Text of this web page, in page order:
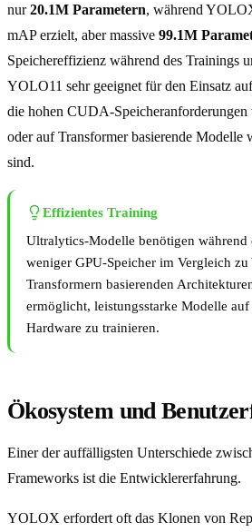
nur20.1M Parametern, während
mAP erzielt, aber massive 99.1M
Speichereffizienz während des Trainings
YOLO11 sehr geeignet für den Einsatz
die hohen CUDA-Speicheranforderungen
oder auf Transformer basierende Modelle
sind.
Effizientes Training
Ultralytics-Modelle benötigen während
weniger GPU-Speicher im Vergleich
Transformern basierenden
ermöglicht, leistungsstarke Modelle
Hardware zu trainieren.
Ökosystem und
Einer der auffälligsten Unterschiede
Frameworks ist die Entwicklererfahrung.
YOLOX erfordert oft das Klonen von